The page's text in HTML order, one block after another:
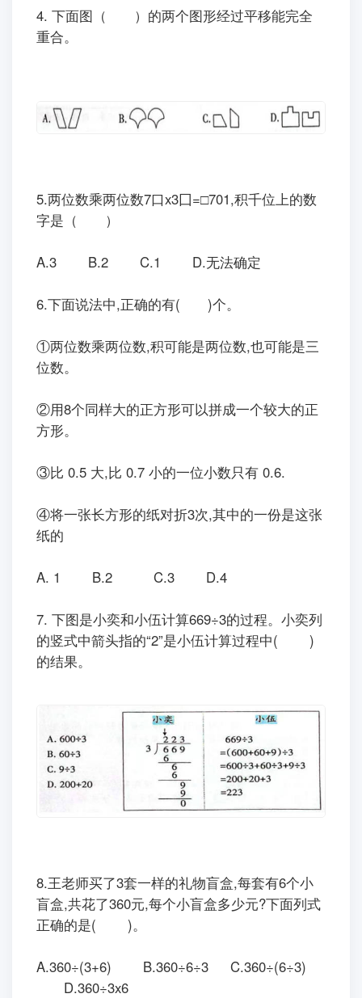
4. 下面图（
）的两个图形经过平移能完全
重合。
5.两位数乘两位数7口x3囗=□701,积千位上的数
字是（
）
A.3 B.2 C.1 D.无法确定
6.下面说法中,正确的有( )个。
①两位数乘两位数,积可能是两位数,也可能是三
位数。
②用8个同样大的正方形可以拼成一个较大的正
方形。
③比 0.5 大,比 0.7 小的一位小数只有 0.6.
④将一张长方形的纸对折3次,其中的一份是这张
纸的
A. 1 B.2 C.3 D.4
7. 下图是小奕和小伍计算669÷3的过程。小奕列
的竖式中箭头指的“2”是小伍计算过程中( )
的结果。
8.王老师买了3套一样的礼物盲盒,每套有6个小
盲盒,共花了360元,每个小盲盒多少元?下面列式
正确的是( )。
A.360÷(3+6) B.360÷6÷3 C.360÷(6÷3)
D.360÷3x6